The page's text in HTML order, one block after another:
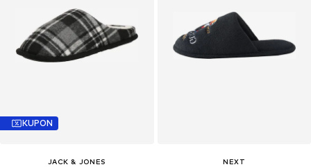
KUPON
JACK & JONES
NEXT